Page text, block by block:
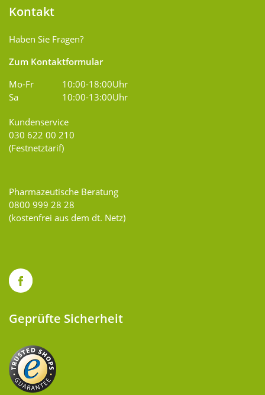
Kontakt
Haben Sie Fragen?
Zum Kontaktformular
Mo-Fr
10:00-18:00Uhr
Sa
10:00-13:00Uhr
Kundenservice
030 622 00 210
(Festnetztarif)
Pharmazeutische Beratung
0800 999 28 28
(kostenfrei aus dem dt. Netz)
Geprüfte Sicherheit